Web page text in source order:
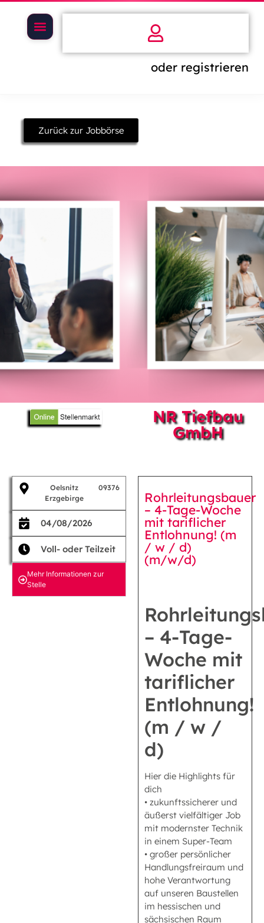
oder registrieren
Zurück zur Jobbörse
NR Tiefbau
GmbH
Oelsnitz
Erzgebirge
09376
04/08/2026
Voll- oder Teilzeit
Mehr Informationen zur
Stelle
Rohrleitungsbauer
– 4-Tage-Woche
mit tariflicher
Entlohnung! (m
/ w / d)
(m/w/d)
– 4-Tage-
Woche mit
tariflicher
Entlohnung!
(m / w /
d)
Hier die Highlights für
dich
• zukunftssicherer und
äußerst vielfältiger Job
mit modernster Technik
in einem Super-Team
• großer persönlicher
Handlungsfreiraum und
hohe Verantwortung
auf unseren Baustellen
im hessischen und
sächsischen Raum